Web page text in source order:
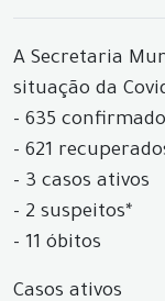
A Secretaria
situação da
- 635
- 621
- 3 casos ativos
- 2 suspeitos*
- 11 óbitos
Casos ativos